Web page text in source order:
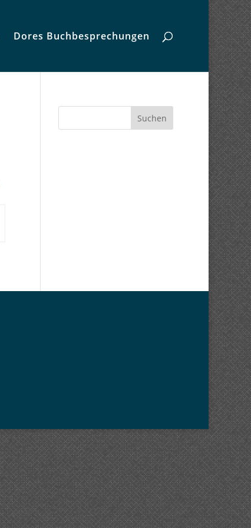
Dores Buchbesprechungen
Suchen